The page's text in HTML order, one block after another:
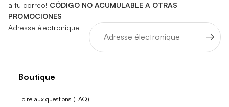
a tu correo! CÓDIGO NO ACUMULABLE A OTRAS
PROMOCIONES
Adresse électronique
Boutique
Foire aux questions (FAQ)